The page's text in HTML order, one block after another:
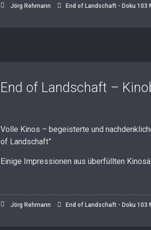
Jörg Rehmann End of Landschaft - Doku 103
End of Landschaft –
Volle Kinos – begeisterte und
of Landschaft”
Einige Impressionen aus überfüllten
Jörg Rehmann End of Landschaft - Doku 103